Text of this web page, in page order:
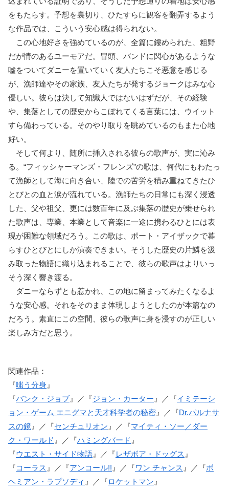
をもたらす。予想を裏切り、ひたすらに観客を翻弄するよう
な作品では、こういう安心感は得られない。
この心地好さを強めているのが、全篇に鏤められた、粗野
だが情のあるユーモアだ。冒頭、バンドに関心があるような
嘘をついてダニーを置いていく友人たちこそ悪意を感じる
が、漁師達やその家族、友人たちが発するジョークはみな心
優しい。彼らは決して知識人ではないはずだが、その経験
や、集落としての歴史からこぼれてくる言葉には、ウイット
すら備わっている。そのやり取りを眺めているのもまた心地
好い。
そして何より、随所に挿入される彼らの歌声が、実に沁み
る。“フィッシャーマンズ・フレンズ”の歌は、何代にもわたっ
て漁師として海に向き合い、陸での苦労を積み重ねてきたひ
とびとの血と涙が流れている。漁師たちの日常にも深く浸透
した、父や祖父、更には数百年に及ぶ集落の歴史が乗せられ
た歌声は、専業、本業として音楽に一途に携わるひとには表
現が困難な領域だろう。この歌は、ポート・アイザックで暮
らすひとびとにしか演奏できまい。そうした歴史の片鱗を汲
み取った物語に織り込まれることで、彼らの歌声はよりいっ
そう深く響き渡る。
ダニーならずとも惹かれ、この地に留まってみたくなるよ
うな安心感。それをそのまま体現しようとしたのが本篇なの
だろう。素直にこの空間、彼らの歌声に身を浸すのが正しい
楽しみ方だと思う。
関連作品：
『嗤う分身 』
『バンク・ジョブ 』／『ジョン・カーター 』／『イミテーシ
ョン・ゲーム エニグマと天才科学者の秘密 』／『Dr.パルナサ
スの鏡 』／『センチュリオン 』／『マイティ・ソー／ダー
ク・ワールド 』／『ハミングバード 』
『ウエスト・サイド物語 』／『レザボア・ドッグス 』
『コーラス 』／『アンコール!! 』／『ワン チャンス 』／『ボ
ヘミアン・ラプソディ 』／『ロケットマン 』